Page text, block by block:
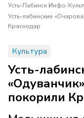
Усть-Лабинск Инфо/
Усть-лабинские
Краснодар
Культура
Усть-
покорили